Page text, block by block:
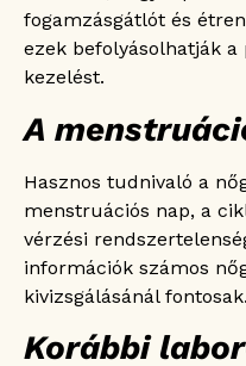
fogamzásgátlót és
ezek befolyásolhatják
kezelést.
A
Hasznos tudnivaló a
menstruációs nap, a
vérzési
információk számos
kivizsgálásánál fontosak.
Korábbi